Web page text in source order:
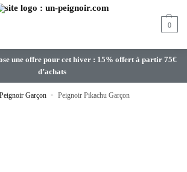
0
une offre pour cet hiver : 15% offert à partir 75€
d’achats
Peignoir Garçon » Peignoir Pikachu Garçon